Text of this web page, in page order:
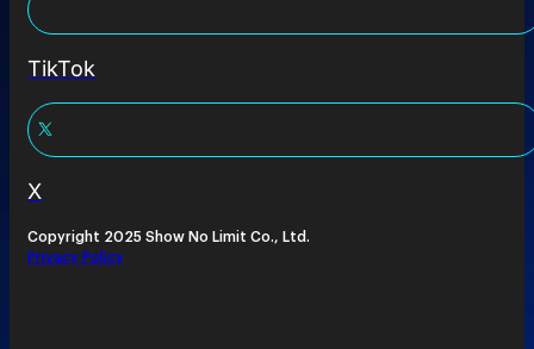
TikTok
X
Copyright 2025 Show No Limit Co., Ltd.
Privacy Policy